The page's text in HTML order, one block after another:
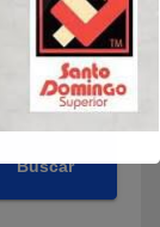
Buscar